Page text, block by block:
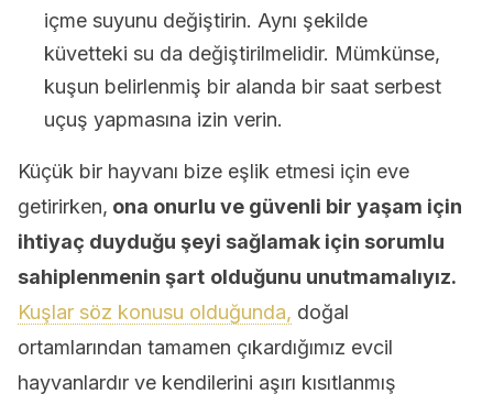
içme suyunu değiştirin. Aynı şekilde
küvetteki su da değiştirilmelidir. Mümkünse,
kuşun belirlenmiş bir alanda bir saat serbest
uçuş yapmasına izin verin.
Küçük bir hayvanı bize eşlik etmesi için eve
getirirken, ona onurlu ve güvenli bir yaşam için
ihtiyaç duyduğu şeyi sağlamak için sorumlu
sahiplenmenin şart olduğunu unutmamalıyız.
Kuşlar söz konusu olduğunda, doğal
ortamlarından tamamen çıkardığımız evcil
hayvanlardır ve kendilerini aşırı kısıtlanmış